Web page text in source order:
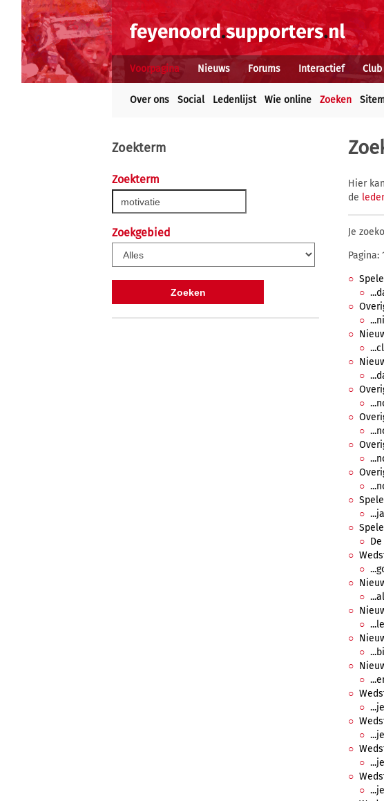
Voorpagina Nieuws Forums Interactief Club
Over ons Social Ledenlijst Wie online Zoeken
Zoekterm
Zoekterm
Zoekgebied
Hier
de
Je
Pagina:
De